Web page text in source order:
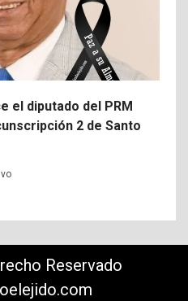
el diputado del PRM
2 de Santo
Reservado